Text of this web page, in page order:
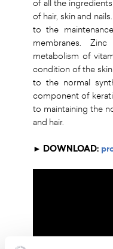
of all the
of hair, skin and
to the
membranes.
metabolism of
condition of the
to the normal
component of
to maintaining the
and hair.
► DOWNLOAD: